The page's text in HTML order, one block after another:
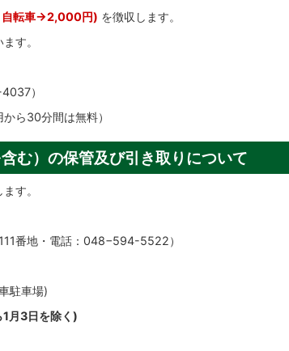
自転車→2,000円) を徴収します。
す。
）
ら30分間は無料）
む）の保管及び引き取りについて
す。
番地・電話：048−594-5522）
駐車場)
月3日を除く)